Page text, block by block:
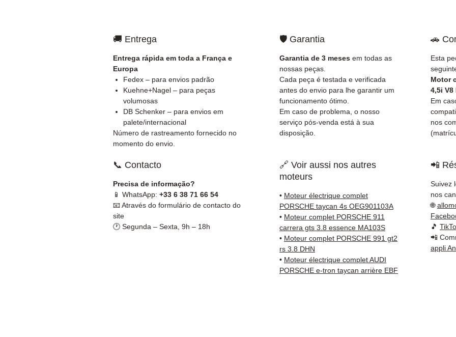
🇫🇷 e
✅
antes
✅
✅
📞
a
🚚 Entrega
Entrega rápida em toda a França e
Europa
Fedex – para envios padrão
Kuehne+Nagel – para peças
volumosas
DB Schenker – para envios em
palete/internacional
Número de rastreamento fornecido no
momento do envio.
🛡️ Garantia
Garantia de 3 meses em todas as
nossas peças.
Cada peça é testada e verificada
antes do envio para lhe garantir um
funcionamento ótimo.
Em caso de problema, o nosso
serviço pós-venda está à sua
disposição.
🚗
Esta
Motor
4,5i V8
Em
nos
📞 Contacto
Precisa de informação?
📱 WhatsApp: +33 6 38 71 66 54
📧 Através do formulário de contacto do
site
🕐 Segunda – Sexta, 9h – 18h
🔗 Voir aussi nos autres
moteurs
• Moteur électrique complet
PORSCHE taycan 4s OEG901103A
• Moteur complet PORSCHE 911
carrera gts 3.8 essence MA103S
• Moteur complet PORSCHE 991 gt2
rs 3.8 DHN
• Moteur électrique complet AUDI
PORSCHE e-tron taycan arrière EBF
📲
Suivez
nos
🌐
🎵
📲
appli